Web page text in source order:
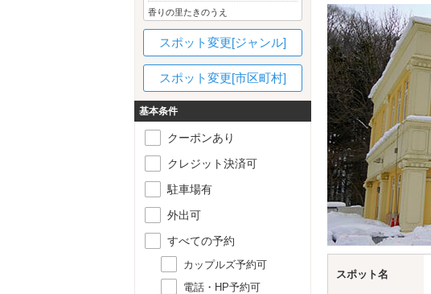
スポット名
香りの里たきのうえ
スポット変更[ジャンル]
スポット変更[市区町村]
基本条件
クーポンあり
クレジット決済可
駐車場有
外出可
すべての予約
カップルズ予約可
電話・HP予約可